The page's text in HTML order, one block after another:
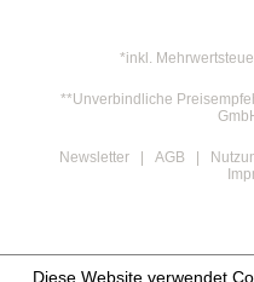
*inkl.
**Unverbindliche
Newsletter AGB
Diese Website verwendet